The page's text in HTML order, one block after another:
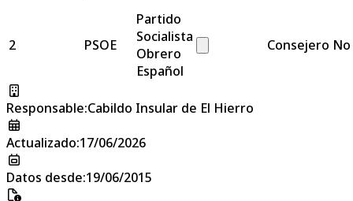
2 PSOE
Partido
Socialista
Obrero
Español
Consejero No
Responsable:Cabildo Insular de El Hierro
Actualizado:17/06/2026
Datos desde:19/06/2015